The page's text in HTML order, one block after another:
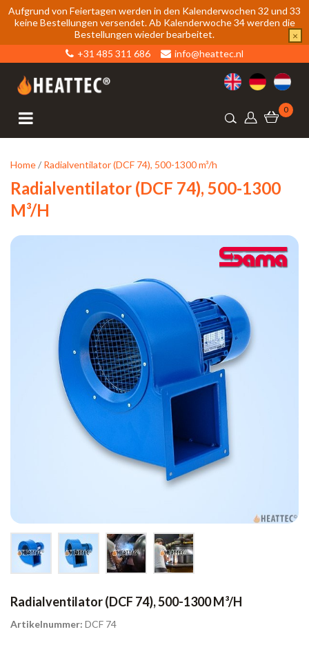
Aufgrund von Feiertagen werden in den Kalenderwochen 32 und 33
keine Bestellungen versendet. Ab Kalenderwoche 34 werden die
Bestellungen wieder bearbeitet.
×
+31 485 311 686
info@heattec.nl
0
Home/ Radialventilator (DCF 74), 500-1300 m³/h
Radialventilator (DCF 74), 500-1300
M³/h
Radialventilator (DCF 74), 500-1300 M³/h
Artikelnummer: DCF 74